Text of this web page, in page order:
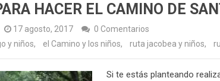
HACER EL CAMINO DE
17 agosto, 2017
0 Comentarios
y niños, el Camino y los niños, ruta jacobea y niños,
Si te estás planteando